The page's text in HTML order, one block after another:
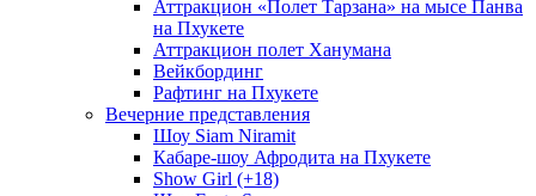
Аттракцион «Полет Тарзана» на мысе Панва
на Пхукете
Аттракцион полет Ханумана
Вейкбординг
Рафтинг на Пхукете
Вечерние представления
Шоу Siam Niramit
Кабаре-шоу Афродита на Пхукете
Show Girl (+18)